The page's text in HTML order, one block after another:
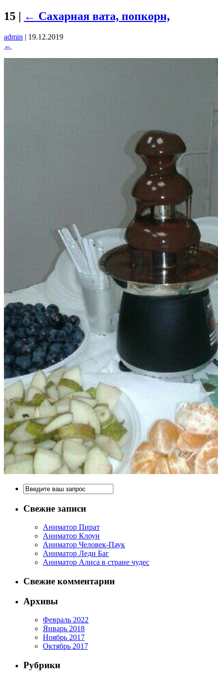
15 | ← Сахарная вата, попкорн,
admin | 19.12.2019
←
Свежие записи
Аниматор Пират
Аниматор Клоун
Аниматор Человек-Паук
Аниматор Леди Баг
Аниматор Алиса в стране чудес
Свежие комментарии
Архивы
Февраль 2022
Январь 2018
Ноябрь 2017
Октябрь 2017
Рубрики